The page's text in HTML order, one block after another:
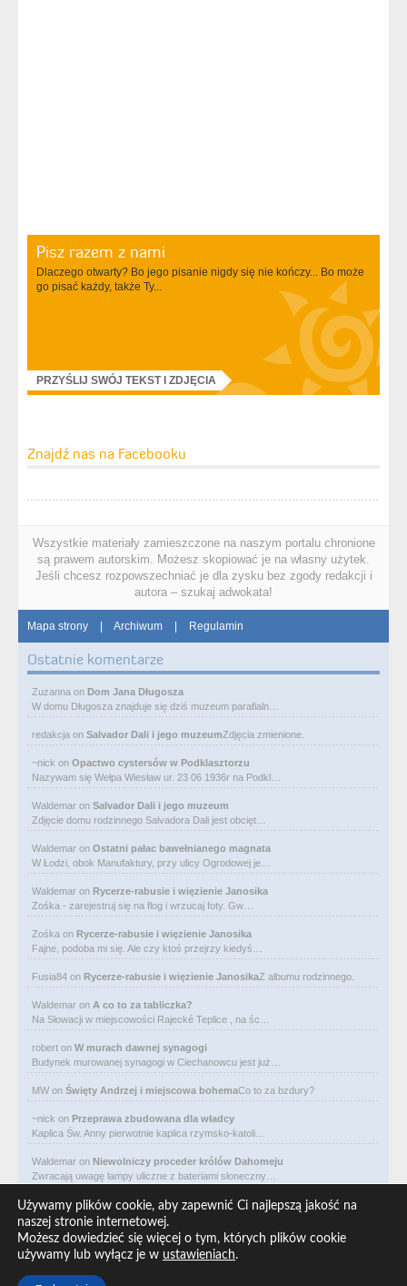
Pisz razem z nami
Dlaczego otwarty? Bo jego pisanie nigdy się nie kończy... Bo może
go pisać każdy, także Ty...
PRZYŚLIJ SWÓJ TEKST I ZDJĘCIA
Znajdź nas na Facebooku
Wszystkie materiały zamieszczone na naszym portalu chronione
są prawem autorskim. Możesz skopiować je na własny użytek.
Jeśli chcesz rozpowszechniać je dla zysku bez zgody redakcji i
autora – szukaj adwokata!
Mapa strony | Archiwum | Regulamin
Ostatnie komentarze
Zuzanna on Dom Jana Długosza
W domu Długosza znajduje się dziś muzeum parafialn…
redakcja on Salvador Dali i jego muzeumZdjęcia zmienione.
~nick on Opactwo cystersów w Podklasztorzu
Nazywam się Wełpa Wiesław ur. 23 06 1936r na Podkl…
Waldemar on Salvador Dali i jego muzeum
Zdjęcie domu rodzinnego Salvadora Dali jest obcięt…
Waldemar on Ostatni pałac bawełnianego magnata
W Łodzi, obok Manufaktury, przy ulicy Ogrodowej je…
Waldemar on Rycerze-rabusie i więzienie Janosika
Zośka - zarejestruj się na flog i wrzucaj foty. Gw…
Zośka on Rycerze-rabusie i więzienie Janosika
Fajne, podoba mi się. Ale czy ktoś przejrzy kiedyś…
Fusia84 on Rycerze-rabusie i więzienie JanosikaZ albumu rodzinnego.
Waldemar on A co to za tabliczka?
Na Słowacji w miejscowości Rajecké Teplice , na śc…
robert on W murach dawnej synagogi
Budynek murowanej synagogi w Ciechanowcu jest już…
MW on Święty Andrzej i miejscowa bohemaCo to za bzdury?
~nick on Przeprawa zbudowana dla władcy
Kaplica Św. Anny pierwotnie kaplica rzymsko-katoli…
Waldemar on Niewolniczy proceder królów Dahomeju
Zwracają uwagę lampy uliczne z bateriami słoneczny…
Waldemar on Adam Asnyk. Poeta z mojego miasta
CIEKAWOSTKA że pod banderą Malty pływa statek m/v…
Waldemar on
Historia na Wawelskim Wzgórzu
Michał Bogoria Skotnicki (1775–1808). Portret Mich…
Używamy plików cookie, aby zapewnić Ci najlepszą jakość na
naszej stronie internetowej.
Możesz dowiedzieć się więcej o tym, których plików cookie
używamy lub wyłącz je w ustawieniach.